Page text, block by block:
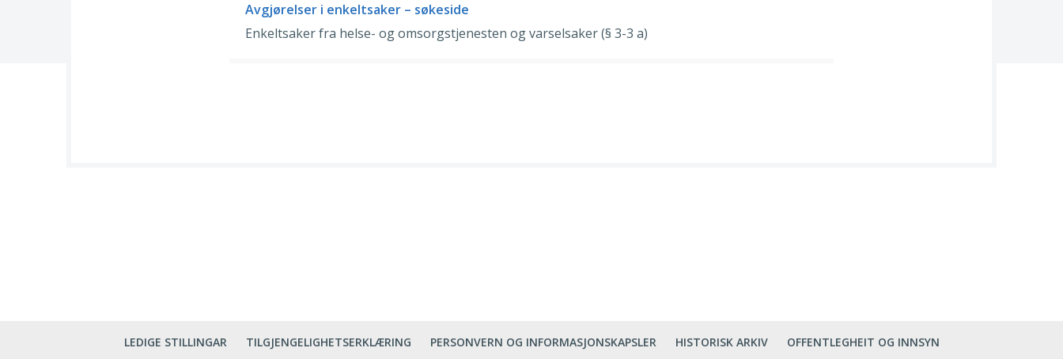
Avgjørelser i enkeltsaker – søkeside
Enkeltsaker fra helse- og omsorgstjenesten og varselsaker (§ 3-3 a)
LEDIGE STILLINGAR TILGJENGELIGHETSERKLÆRING PERSONVERN OG INFORMASJONSKAPSLER HISTORISK ARKIV OFFENTLEGHEIT OG INNSYN